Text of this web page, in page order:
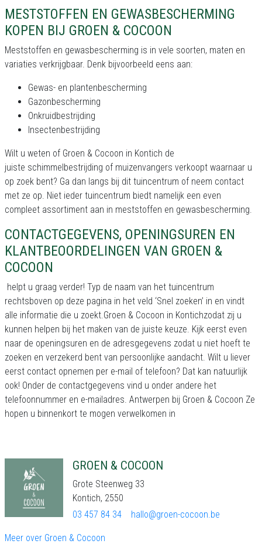
MESTSTOFFEN EN GEWASBESCHERMING
KOPEN BIJ GROEN & COCOON
Meststoffen en gewasbescherming is in vele soorten, maten en
variaties verkrijgbaar. Denk bijvoorbeeld eens aan:
Gewas- en plantenbescherming
Gazonbescherming
Onkruidbestrijding
Insectenbestrijding
Wilt u weten of Groen & Cocoon in Kontich de
juiste schimmelbestrijding of muizenvangers verkoopt waarnaar u
op zoek bent? Ga dan langs bij dit tuincentrum of neem contact
met ze op. Niet ieder tuincentrum biedt namelijk een even
compleet assortiment aan in meststoffen en gewasbescherming.
CONTACTGEGEVENS, OPENINGSUREN EN
KLANTBEOORDELINGEN VAN GROEN &
COCOON
helpt u graag verder! Typ de naam van het tuincentrum
rechtsboven op deze pagina in het veld ‘Snel zoeken’ in en vindt
alle informatie die u zoekt.Groen & Cocoon in Kontichzodat zij u
kunnen helpen bij het maken van de juiste keuze. Kijk eerst even
naar de openingsuren en de adresgegevens zodat u niet hoeft te
zoeken en verzekerd bent van persoonlijke aandacht. Wilt u liever
eerst contact opnemen per e-mail of telefoon? Dat kan natuurlijk
ook! Onder de contactgegevens vind u onder andere het
telefoonnummer en e-mailadres. Antwerpen bij Groen & Cocoon Ze
hopen u binnenkort te mogen verwelkomen in
GROEN & COCOON
Grote Steenweg 33
Kontich, 2550
03 457 84 34
hallo@groen-cocoon.be
Meer over Groen & Cocoon